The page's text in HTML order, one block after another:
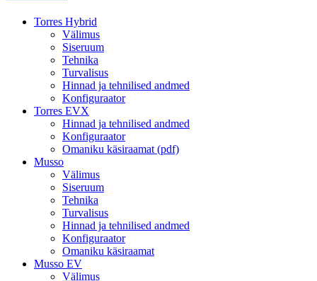
Torres Hybrid
Välimus
Siseruum
Tehnika
Turvalisus
Hinnad ja tehnilised andmed
Konfiguraator
Torres EVX
Hinnad ja tehnilised andmed
Konfiguraator
Omaniku käsiraamat (pdf)
Musso
Välimus
Siseruum
Tehnika
Turvalisus
Hinnad ja tehnilised andmed
Konfiguraator
Omaniku käsiraamat
Musso EV
Välimus